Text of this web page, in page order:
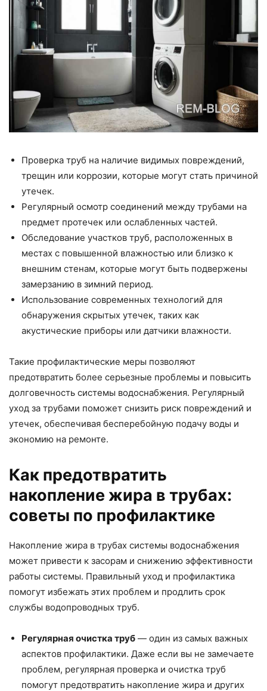
Проверка труб на наличие видимых повреждений,
трещин или коррозии, которые могут стать причиной
утечек.
Регулярный осмотр соединений между трубами на
предмет протечек или ослабленных частей.
Обследование участков труб, расположенных в
местах с повышенной влажностью или близко к
внешним стенам, которые могут быть подвержены
замерзанию в зимний период.
Использование современных технологий для
обнаружения скрытых утечек, таких как
акустические приборы или датчики влажности.
Такие профилактические меры позволяют
предотвратить более серьезные проблемы и повысить
долговечность системы водоснабжения. Регулярный
уход за трубами поможет снизить риск повреждений и
утечек, обеспечивая бесперебойную подачу воды и
экономию на ремонте.
Как предотвратить
накопление жира в трубах:
советы по профилактике
Накопление жира в трубах системы водоснабжения
может привести к засорам и снижению эффективности
работы системы. Правильный уход и профилактика
помогут избежать этих проблем и продлить срок
службы водопроводных труб.
Регулярная очистка труб — один из самых важных
аспектов профилактики. Даже если вы не замечаете
проблем, регулярная проверка и очистка труб
помогут предотвратить накопление жира и других